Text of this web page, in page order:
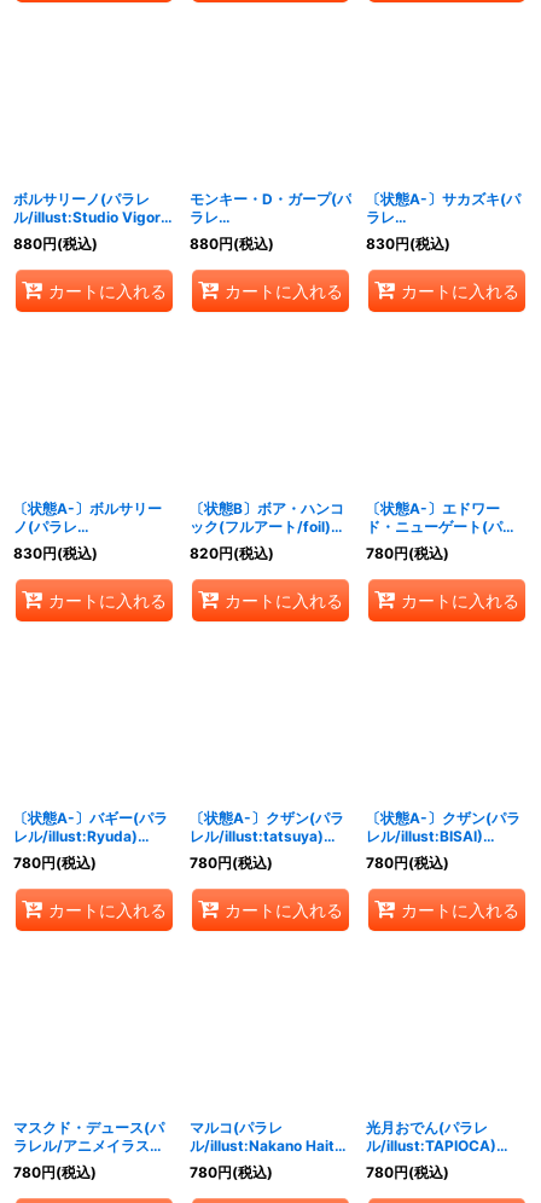
ボルサリーノ(パラレ
ル/illust:Studio Vigor
Co.Ltd)【SR/P】
{OP02-114}
880円(税込)
カートに入れる
モンキー・D・ガープ(パ
ラレ
ル/illust:Makitoshi)
【R/P】{OP02-115}
880円(税込)
カートに入れる
〔状態A-〕サカズキ(パ
ラレ
ル/illust:Anderson)
【SR/P】{OP02-099}
830円(税込)
カートに入れる
〔状態A-〕ボルサリー
ノ(パラレ
ル/illust:Studio Vigor
Co.Ltd)【SR/P】
{OP02-114}
830円(税込)
カートに入れる
〔状態B〕ボア・ハンコ
ック(フルアート/foil)
【UC】{OP02-059}
820円(税込)
カートに入れる
〔状態A-〕エドワー
ド・ニューゲート(パラ
レル/漫画絵)【SR/P】
{OP02-004}
780円(税込)
カートに入れる
〔状態A-〕バギー(パラ
レル/illust:Ryuda)
【R/P】{OP02-058}
780円(税込)
カートに入れる
〔状態A-〕クザン(パラ
レル/illust:tatsuya)
【SR/P】{OP02-096}
780円(税込)
カートに入れる
〔状態A-〕クザン(パラ
レル/illust:BISAI)
【SEC/P】{OP02-121}
780円(税込)
カートに入れる
マスクド・デュース(パ
ラレル/アニメイラスト)
【R/P】{OP02-017}
780円(税込)
マルコ(パラレ
ル/illust:Nakano Haito)
【R/P】{OP02-018}
780円(税込)
光月おでん(パラレ
ル/illust:TAPIOCA)
【SR/P】{OP02-030}
780円(税込)